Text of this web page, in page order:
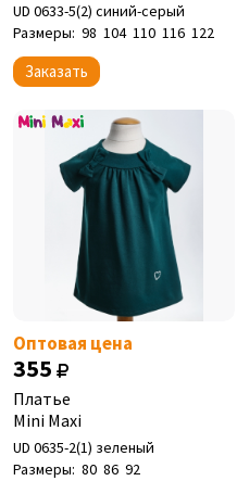
UD 0633-5(2) синий-серый
Размеры: 98 104 110 116 122
Заказать
Оптовая цена
355
Платье
Mini Maxi
UD 0635-2(1) зеленый
Размеры: 80 86 92